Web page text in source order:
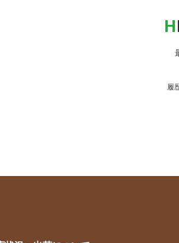
H
履